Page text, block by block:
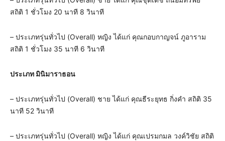
สถิติ 1 ชั่วโมง 20 นาที 8 วินาที
– ประเภทรุ่นทั่วไป (Overall) หญิง ได้แก่ คุณกอบกาญจน์ ภูอาราม
สถิติ 1 ชั่วโมง 35 นาที 6 วินาที
ประเภท มินิมาราธอน
– ประเภทรุ่นทั่วไป (Overall) ชาย ได้แก่ คุณธีระยุทธ กิ่งคำ สถิติ 35
นาที 52 วินาที
– ประเภทรุ่นทั่วไป (Overall) หญิง ได้แก่ คุณเปรมกมล วงค์วิชัย สถิติ